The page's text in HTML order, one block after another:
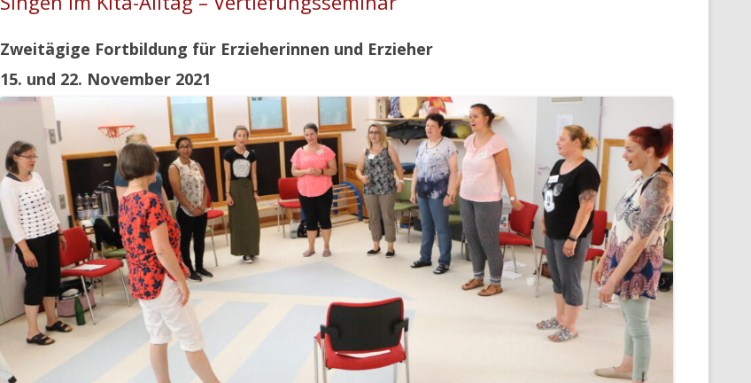
Zweitägige Fortbildung für Erzieherinnen und Erzieher
15. und 22. November 2021